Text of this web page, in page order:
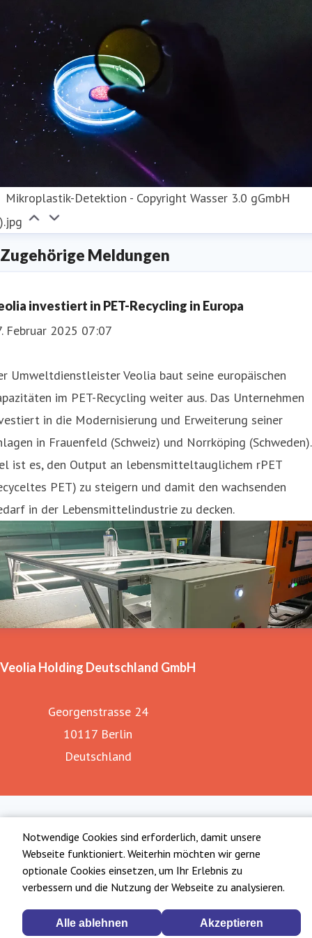
Notwendige Cookies sind erforderlich, damit unsere
Webseite funktioniert. Weiterhin möchten wir gerne
optionale Cookies einsetzen, um Ihr Erlebnis zu
verbessern und die Nutzung der Webseite zu analysieren.
Alle ablehnen Akzeptieren
Mikroplastik-Detektion - Copyright Wasser 3.0 gGmbH
Zugehörige Meldungen
investiert in PET-Recycling in Europa
Februar 2025 07:07
Umweltdienstleister Veolia baut seine europäischen
im PET-Recycling weiter aus. Das Unternehmen
in die Modernisierung und Erweiterung seiner
in Frauenfeld (Schweiz) und Norrköping (Schweden).
ist es, den Output an lebensmitteltauglichem rPET
PET) zu steigern und damit den wachsenden
in der Lebensmittelindustrie zu decken.
Veolia Holding Deutschland GmbH
Georgenstrasse 24
10117 Berlin
Deutschland